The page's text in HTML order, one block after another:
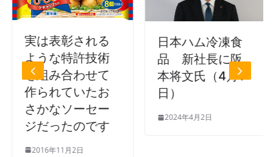
実は表彰される
ような特許技術
を組み合わせて
作られていたお
さかなソーセー
ジだったのです
2016年11月2日
日本ハム冷凍食
品 新社長に阪
本将文氏（4月1
日）
2024年4月2日